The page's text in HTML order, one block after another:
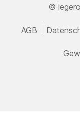
©
AGB